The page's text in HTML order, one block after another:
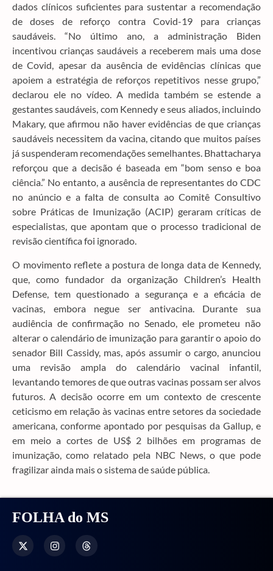
dados clínicos suficientes para sustentar a recomendação
de doses de reforço contra Covid-19 para crianças
saudáveis. “No último ano, a administração Biden
incentivou crianças saudáveis a receberem mais uma dose
de Covid, apesar da ausência de evidências clínicas que
apoiem a estratégia de reforços repetitivos nesse grupo,”
declarou ele no vídeo. A medida também se estende a
gestantes saudáveis, com Kennedy e seus aliados, incluindo
Makary, que afirmou não haver evidências de que crianças
saudáveis necessitem da vacina, citando que muitos países
já suspenderam recomendações semelhantes. Bhattacharya
reforçou que a decisão é baseada em “bom senso e boa
ciência.” No entanto, a ausência de representantes do CDC
no anúncio e a falta de consulta ao Comitê Consultivo
sobre Práticas de Imunização (ACIP) geraram críticas de
especialistas, que apontam que o processo tradicional de
revisão científica foi ignorado.
O movimento reflete a postura de longa data de Kennedy,
que, como fundador da organização Children’s Health
Defense, tem questionado a segurança e a eficácia de
vacinas, embora negue ser antivacina. Durante sua
audiência de confirmação no Senado, ele prometeu não
alterar o calendário de imunização para garantir o apoio do
senador Bill Cassidy, mas, após assumir o cargo, anunciou
uma revisão ampla do calendário vacinal infantil,
levantando temores de que outras vacinas possam ser alvos
futuros. A decisão ocorre em um contexto de crescente
ceticismo em relação às vacinas entre setores da sociedade
americana, conforme apontado por pesquisas da Gallup, e
em meio a cortes de US$ 2 bilhões em programas de
imunização, como relatado pela NBC News, o que pode
fragilizar ainda mais o sistema de saúde pública.
FOLHA do MS